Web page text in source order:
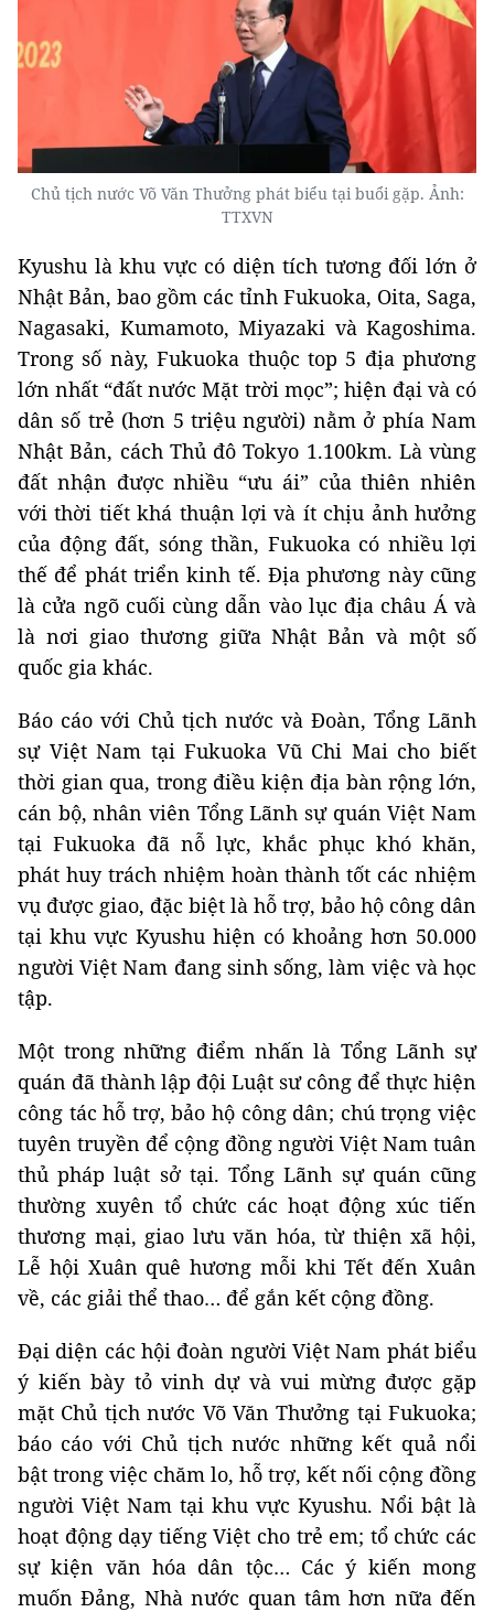
Chủ tịch nước Võ Văn Thưởng phát biểu tại buổi gặp. Ảnh:
TTXVN
Kyushu là khu vực có diện tích tương đối lớn ở
Nhật Bản, bao gồm các tỉnh Fukuoka, Oita, Saga,
Nagasaki, Kumamoto, Miyazaki và Kagoshima.
Trong số này, Fukuoka thuộc top 5 địa phương
lớn nhất “đất nước Mặt trời mọc”; hiện đại và có
dân số trẻ (hơn 5 triệu người) nằm ở phía Nam
Nhật Bản, cách Thủ đô Tokyo 1.100km. Là vùng
đất nhận được nhiều “ưu ái” của thiên nhiên
với thời tiết khá thuận lợi và ít chịu ảnh hưởng
của động đất, sóng thần, Fukuoka có nhiều lợi
thế để phát triển kinh tế. Địa phương này cũng
là cửa ngõ cuối cùng dẫn vào lục địa châu Á và
là nơi giao thương giữa Nhật Bản và một số
quốc gia khác.
Báo cáo với Chủ tịch nước và Đoàn, Tổng Lãnh
sự Việt Nam tại Fukuoka Vũ Chi Mai cho biết
thời gian qua, trong điều kiện địa bàn rộng lớn,
cán bộ, nhân viên Tổng Lãnh sự quán Việt Nam
tại Fukuoka đã nỗ lực, khắc phục khó khăn,
phát huy trách nhiệm hoàn thành tốt các nhiệm
vụ được giao, đặc biệt là hỗ trợ, bảo hộ công dân
tại khu vực Kyushu hiện có khoảng hơn 50.000
người Việt Nam đang sinh sống, làm việc và học
tập.
Một trong những điểm nhấn là Tổng Lãnh sự
quán đã thành lập đội Luật sư công để thực hiện
công tác hỗ trợ, bảo hộ công dân; chú trọng việc
tuyên truyền để cộng đồng người Việt Nam tuân
thủ pháp luật sở tại. Tổng Lãnh sự quán cũng
thường xuyên tổ chức các hoạt động xúc tiến
thương mại, giao lưu văn hóa, từ thiện xã hội,
Lễ hội Xuân quê hương mỗi khi Tết đến Xuân
về, các giải thể thao… để gắn kết cộng đồng.
Đại diện các hội đoàn người Việt Nam phát biểu
ý kiến bày tỏ vinh dự và vui mừng được gặp
mặt Chủ tịch nước Võ Văn Thưởng tại Fukuoka;
báo cáo với Chủ tịch nước những kết quả nổi
bật trong việc chăm lo, hỗ trợ, kết nối cộng đồng
người Việt Nam tại khu vực Kyushu. Nổi bật là
hoạt động dạy tiếng Việt cho trẻ em; tổ chức các
sự kiện văn hóa dân tộc… Các ý kiến mong
muốn Đảng, Nhà nước quan tâm hơn nữa đến